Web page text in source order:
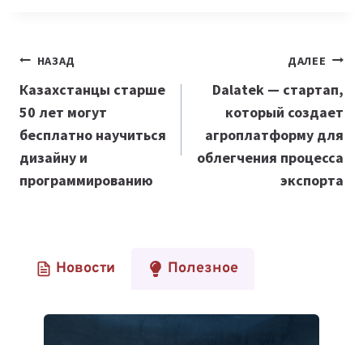
Навигация
по
записям
НАЗАД
Казахстанцы старше
50 лет могут
бесплатно научиться
дизайну и
программированию
ДАЛЕЕ
Dalatek — стартап,
который создает
агроплатформу для
облегчения процесса
экспорта
Новости Полезное